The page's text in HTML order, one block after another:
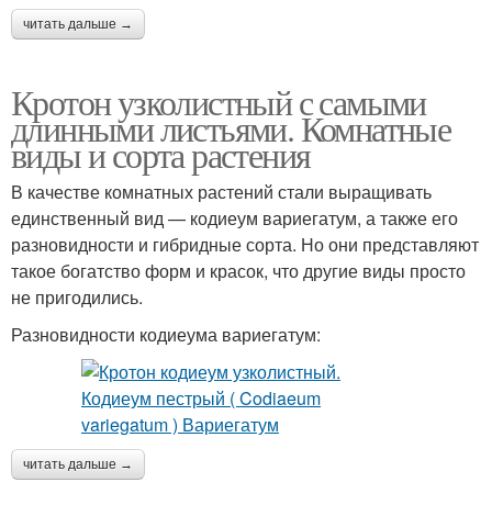
читать дальше →
Кротон узколистный с самыми
длинными листьями. Комнатные
виды и сорта растения
В качестве комнатных растений стали выращивать
единственный вид — кодиеум вариегатум, а также его
разновидности и гибридные сорта. Но они представляют
такое богатство форм и красок, что другие виды просто
не пригодились.
Разновидности кодиеума вариегатум:
читать дальше →